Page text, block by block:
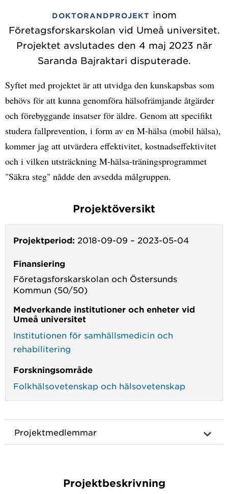
DOKTORANDPROJEKT inom
Företagsforskarskolan vid Umeå universitet.
Projektet avslutades den 4 maj 2023 när
Saranda Bajraktari disputerade.
Syftet med projektet är att utvidga den kunskapsbas som
behövs för att kunna genomföra hälsofrämjande åtgärder
och förebyggande insatser för äldre. Genom att specifikt
studera fallprevention, i form av en M-hälsa (mobil hälsa),
kommer jag att utvärdera effektivitet, kostnadseffektivitet
och i vilken utsträckning M-hälsa-träningsprogrammet
"Säkra steg" nådde den avsedda målgruppen.
Projektöversikt
Projektperiod: 2018-09-09 – 2023-05-04
Finansiering
Företagsforskarskolan och Östersunds
Kommun (50/50)
Medverkande institutioner och enheter vid
Umeå universitet
Institutionen för samhällsmedicin och
rehabilitering
Forskningsområde
Folkhälsovetenskap och hälsovetenskap
Projektmedlemmar
Projektbeskrivning